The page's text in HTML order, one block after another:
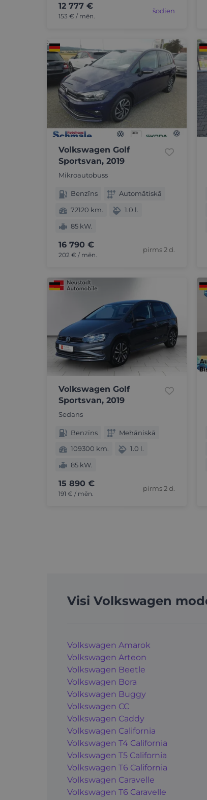
12 777 €
153 € / mēn.
šodien
Volkswagen Golf
Sportsvan, 2019
Mikroautobuss
Benzīns
Automātiskā
72120 km.
1.0 l.
85 kW.
16 790 €
202 € / mēn.
pirms 2 d.
Volkswagen Golf
Sportsvan, 2019
Sedans
Benzīns
Mehāniskā
109300 km.
1.0 l.
85 kW.
15 890 €
191 € / mēn.
pirms 2 d.
Visi Volkswagen
Volkswagen Amarok
Volkswagen Arteon
Volkswagen Beetle
Volkswagen Bora
Volkswagen Buggy
Volkswagen CC
Volkswagen Caddy
Volkswagen California
Volkswagen T4 California
Volkswagen T5 California
Volkswagen T6 California
Volkswagen Caravelle
Volkswagen T6 Caravelle